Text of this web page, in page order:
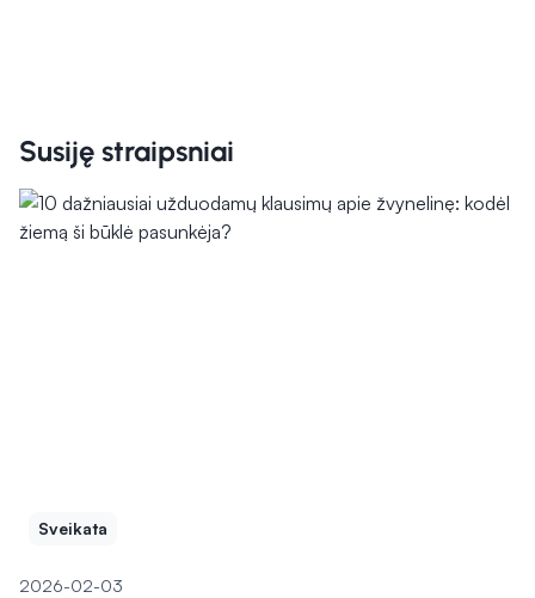
Susiję straipsniai
Sveikata
2026-02-03